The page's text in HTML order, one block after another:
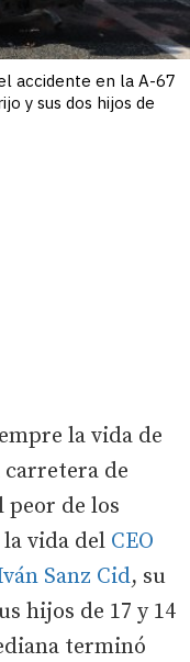
accidente en la A-67
y sus dos hijos de
la vida de
carretera de
peor de los
vida del CEO
Sanz Cid, su
hijos de 17 y 14
terminó